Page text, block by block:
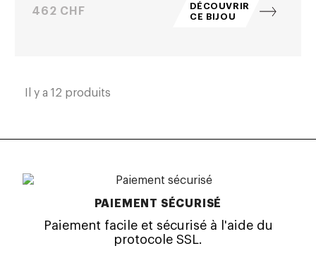
Prix
462 CHF
DÉCOUVRIR
CE BIJOU
Il y a 12 produits
PAIEMENT SÉCURISÉ
Paiement facile et sécurisé à l'aide du
protocole SSL.